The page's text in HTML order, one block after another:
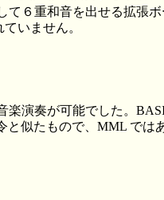
て６重和音を出せる拡張
いません。
楽演奏が可能でした。
似たもので、MML では